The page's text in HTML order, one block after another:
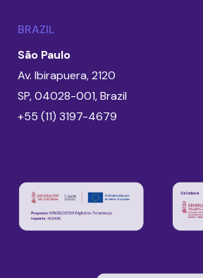
BRAZIL
São Paulo
Av. Ibirapuera, 2120
SP, 04028-001, Brazil
+55 (11) 3197-4679